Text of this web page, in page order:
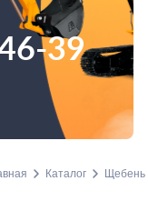
39
Каталог Щебень